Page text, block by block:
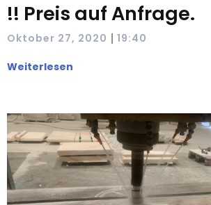
!! Preis auf Anfrage.
Oktober 27, 2020 | 19:40
Weiterlesen